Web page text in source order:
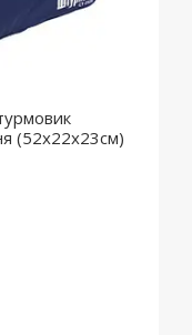
(52х22х23см)